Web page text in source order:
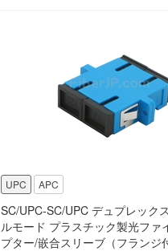
UPC APC
SC/UPC-SC/UPC デュプレック
ルモード プラスチック製光ファ
プター/嵌合スリーブ（フランジ